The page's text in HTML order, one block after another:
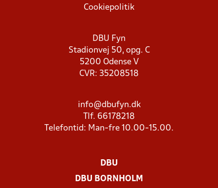
Cookiepolitik
DBU Fyn
Stadionvej 50, opg. C
5200 Odense V
CVR: 35208518
info@dbufyn.dk
Tlf. 66178218
Telefontid: Man-fre 10.00-15.00.
DBU
DBU BORNHOLM